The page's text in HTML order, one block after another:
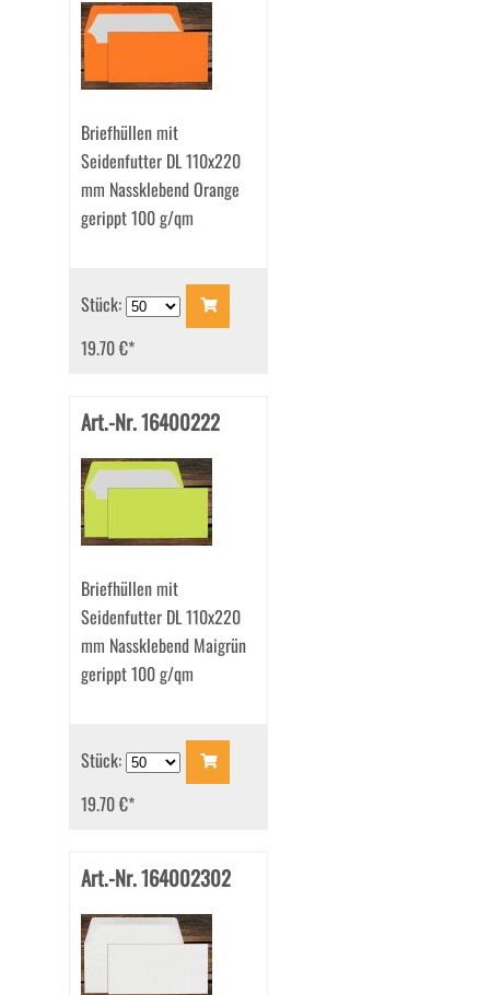
Briefhüllen mit
Seidenfutter DL 110x220
mm Nassklebend Orange
gerippt 100 g/qm
Stück:
19.70 €*
Art.-Nr. 16400222
Briefhüllen mit
Seidenfutter DL 110x220
mm Nassklebend Maigrün
gerippt 100 g/qm
Stück:
19.70 €*
Art.-Nr. 164002302